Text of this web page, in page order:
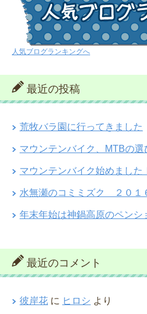
人気ブログランキングへ
最近の投稿
荒牧バラ園に行ってきました
マウンテンバイク、MTBの選
マウンテンバイク始めました
水無瀬のコミミズク ２０１
年末年始は神鍋高原のペンシ
最近のコメント
彼岸花 に ヒロシ より